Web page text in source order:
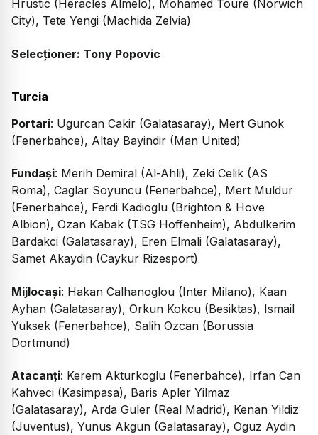
Hrustic (Heracles Almelo), Mohamed Toure (Norwich
City), Tete Yengi (Machida Zelvia)
Selecționer: Tony Popovic
Turcia
Portari: Ugurcan Cakir (Galatasaray), Mert Gunok
(Fenerbahce), Altay Bayindir (Man United)
Fundași: Merih Demiral (Al-Ahli), Zeki Celik (AS
Roma), Caglar Soyuncu (Fenerbahce), Mert Muldur
(Fenerbahce), Ferdi Kadioglu (Brighton & Hove
Albion), Ozan Kabak (TSG Hoffenheim), Abdulkerim
Bardakci (Galatasaray), Eren Elmali (Galatasaray),
Samet Akaydin (Caykur Rizesport)
Mijlocași: Hakan Calhanoglou (Inter Milano), Kaan
Ayhan (Galatasaray), Orkun Kokcu (Besiktas), Ismail
Yuksek (Fenerbahce), Salih Ozcan (Borussia
Dortmund)
Atacanți: Kerem Akturkoglu (Fenerbahce), Irfan Can
Kahveci (Kasimpasa), Baris Apler Yilmaz
(Galatasaray), Arda Guler (Real Madrid), Kenan Yildiz
(Juventus), Yunus Akgun (Galatasaray), Oguz Aydin